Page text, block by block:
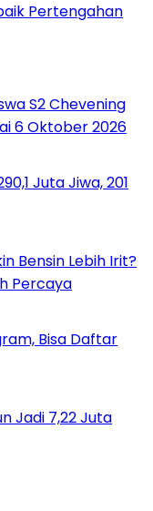
Pertengahan
S2 Chevening
6 Oktober 2026
Juta Jiwa, 201
Bensin Lebih Irit?
Percaya
Bisa Daftar
Jadi 7,22 Juta